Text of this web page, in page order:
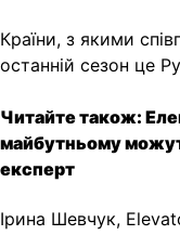
Країни, з якими
останній сезон це
Читайте також:
майбутньому
експерт
Ірина Шевчук,